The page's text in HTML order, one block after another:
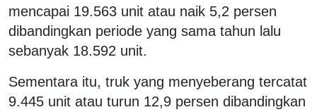
mencapai 19.563 unit atau naik 5,2 persen
dibandingkan periode yang sama tahun lalu
sebanyak 18.592 unit.
Sementara itu, truk yang menyeberang tercatat
9.445 unit atau turun 12,9 persen dibandingkan